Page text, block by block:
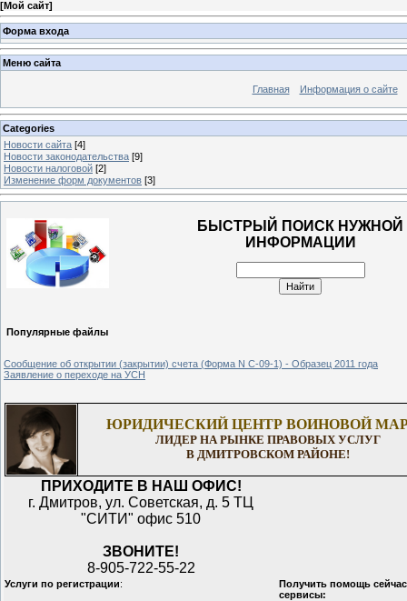
[Мой сайт]
Форма входа
Меню сайта
Главная Информация о сайте
Categories
Новости сайта [4]
Новости законодательства [9]
Новости налоговой [2]
Изменение форм документов [3]
БЫСТРЫЙ ПОИСК НУЖНОЙ
ИНФОРМАЦИИ
Популярные файлы
Сообщение об открытии (закрытии) счета (Форма N С-09-1) - Образец 2011 года
Заявление о переходе на УСН
ЮРИДИЧЕСКИЙ ЦЕНТР ВОИНОВОЙ
ЛИДЕР НА РЫНКЕ ПРАВОВЫХ УСЛУГ
В ДМИТРОВСКОМ РАЙОНЕ!
ПРИХОДИТЕ В НАШ ОФИС!
г. Дмитров, ул. Советская, д. 5 ТЦ
"СИТИ" офис 510
ЗВОНИТЕ!
8-905-722-55-22
Услуги по регистрации:
Получить помощь
сервисы: